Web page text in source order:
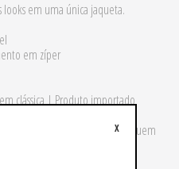
em uma única jaqueta.
em zíper
clássica | Produto importado
essa jaqueta é ideal para quem
visual sofisticado.
X